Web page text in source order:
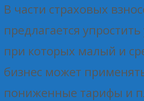
В части страховых
предлагается
при которых малый и
бизнес может
пониженные тарифы и